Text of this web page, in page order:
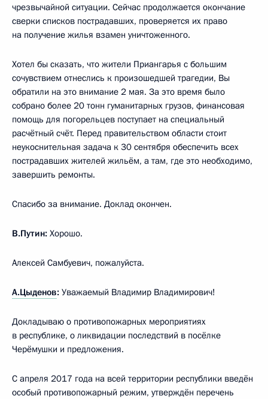
чрезвычайной ситуации. Сейчас продолжается окончание
сверки списков пострадавших, проверяется их право
на получение жилья взамен уничтоженного.
Хотел бы сказать, что жители Приангарья с большим
сочувствием отнеслись к произошедшей трагедии, Вы
обратили на это внимание 2 мая. За это время было
собрано более 20 тонн гуманитарных грузов, финансовая
помощь для погорельцев поступает на специальный
расчётный счёт. Перед правительством области стоит
неукоснительная задача к 30 сентября обеспечить всех
пострадавших жителей жильём, а там, где это необходимо,
завершить ремонты.
Спасибо за внимание. Доклад окончен.
В.Путин: Хорошо.
Алексей Самбуевич, пожалуйста.
А.Цыденов: Уважаемый Владимир Владимирович!
Докладываю о противопожарных мероприятиях
в республике, о ликвидации последствий в посёлке
Черёмушки и предложения.
С апреля 2017 года на всей территории республики введён
особый противопожарный режим, утверждён перечень